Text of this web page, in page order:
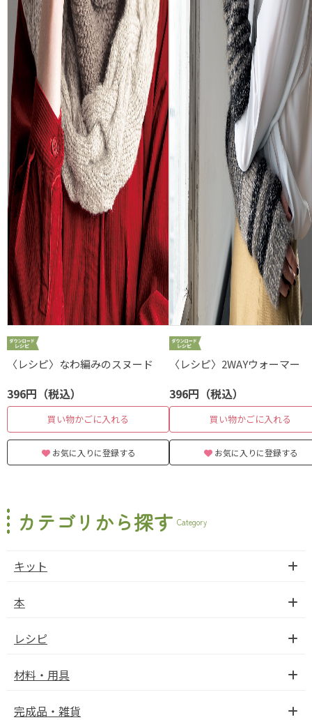
〈レシピ〉なわ編みのスヌード
396円（税込）
買い物かごに入れる
お気に入りに登録する
〈レシピ〉2WAYウォーマー
396円（税込）
買い物かごに入れる
お気に入りに登録する
カテゴリから探す Category
キット
本
レシピ
材料・用具
完成品・雑貨